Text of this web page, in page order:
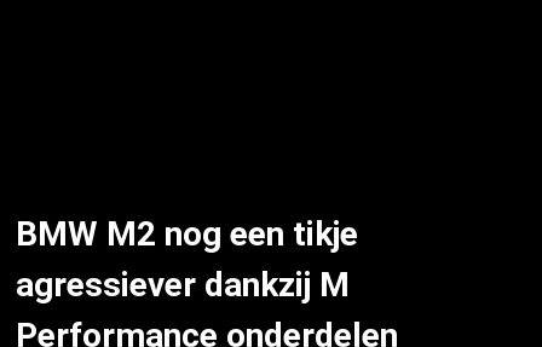
BMW M2 nog een tikje
agressiever dankzij M
Performance onderdelen